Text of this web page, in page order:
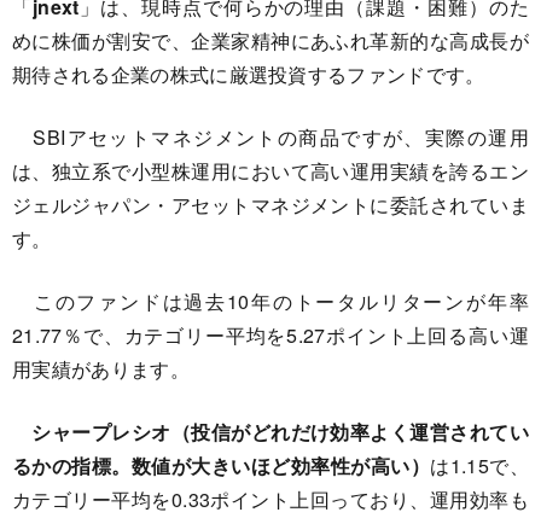
「jnext 」は、現時点で何らかの理由（課題・困難）のた
めに株価が割安で、企業家精神にあふれ革新的な高成長が
期待される企業の株式に厳選投資するファンドです。
SBIアセットマネジメントの商品ですが、実際の運用
は、独立系で小型株運用において高い運用実績を誇るエン
ジェルジャパン・アセットマネジメントに委託されていま
す。
このファンドは過去10年のトータルリターンが年率
21.77％で、カテゴリー平均を5.27ポイント上回る高い運
用実績があります。
シャープレシオ（投信がどれだけ効率よく運営されてい
るかの指標。数値が大きいほど効率性が高い） は1.15で、
カテゴリー平均を0.33ポイント上回っており、運用効率も